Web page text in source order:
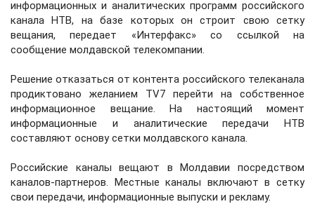
информационных и аналитических программ российского
канала НТВ, на базе которых он строит свою сетку
вещания, передает «Интерфакс» со ссылкой на
сообщение молдавской телекомпании.
Решение отказаться от контента российского телеканала
продиктовано желанием TV7 перейти на собственное
информационное вещание. На настоящий момент
информационные и аналитические передачи НТВ
составляют основу сетки молдавского канала.
Российские каналы вещают в Молдавии посредством
каналов-партнеров. Местные каналы включают в сетку
свои передачи, информационные выпуски и рекламу.